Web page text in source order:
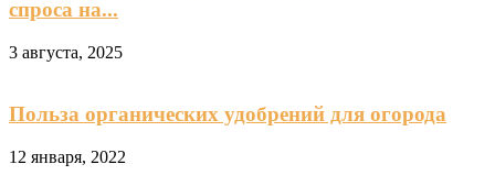
спроса на...
3 августа, 2025
Польза органических удобрений для огорода
12 января, 2022